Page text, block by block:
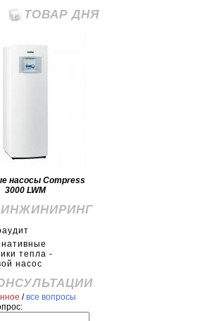
ТОВАР ДНЯ
насосы Compress
3000 LWM
ИНЖИНИРИНГ
тепла -
насос
/ все вопросы